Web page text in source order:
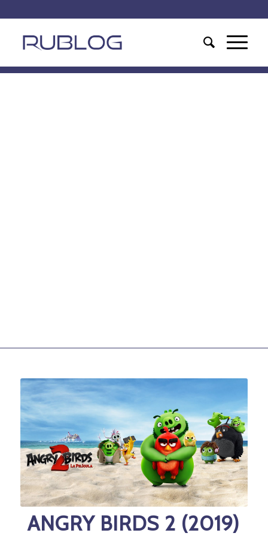
ANGRY BIRDS 2 (2019)